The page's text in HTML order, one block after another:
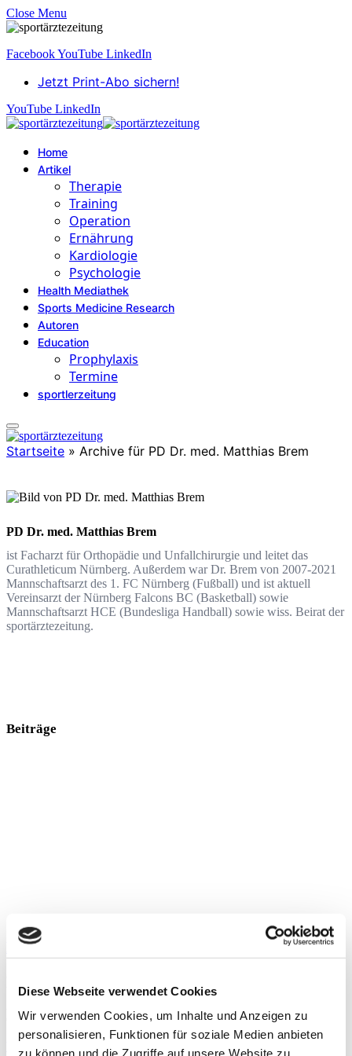
Diese Webseite verwendet Cookies
Wir verwenden Cookies, um Inhalte und Anzeigen zu
personalisieren, Funktionen für soziale Medien anbieten
zu können und die Zugriffe auf unsere Website zu
Close Menu
FacebookYouTube LinkedIn
Jetzt Print-Abo sichern!
YouTube LinkedIn
Home
Artikel
Therapie
Training
Operation
Ernährung
Kardiologie
Psychologie
Health Mediathek
Sports Medicine Research
Autoren
Education
Prophylaxis
Termine
sportlerzeitung
Startseite » Archive für PD Dr. med. Matthias Brem
PD Dr. med. Matthias Brem
ist Facharzt für Orthopädie und Unfallchirurgie und leitet das
Curathleticum Nürnberg. Außerdem war Dr. Brem von 2007-2021
Mannschaftsarzt des 1. FC Nürnberg (Fußball) und ist aktuell
Vereinsarzt der Nürnberg Falcons BC (Basketball) sowie
Mannschaftsarzt HCE (Bundesliga Handball) sowie wiss. Beirat der
sportärztezeitung.
Beiträge
Hyaluronsäure
betreffen mit fortschreitendem Alter einen Großteil der Bevölkerung.
Gelenkknorpels, treten arthrotische
Weiterlesen »